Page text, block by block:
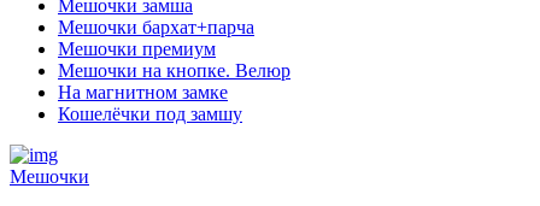
Мешочки замша
Мешочки бархат+парча
Мешочки премиум
Мешочки на кнопке. Велюр
На магнитном замке
Кошелёчки под замшу
Мешочки